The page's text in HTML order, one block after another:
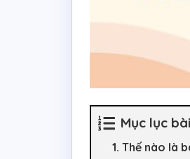
Mục lục
1. Thế nào là